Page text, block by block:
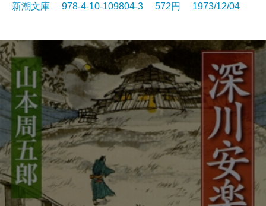
新潮文庫 978-4-10-109804-3 572円 1973/12/04